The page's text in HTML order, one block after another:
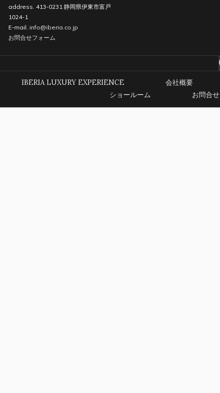
address. 413-0231 静岡県伊東市富戸
1024-1
E-mail. info@iberia.co.jp
お問合せフォーム
IBERIA LUXURY EXPERIENCE
会社概要
ショールーム
お問合せ